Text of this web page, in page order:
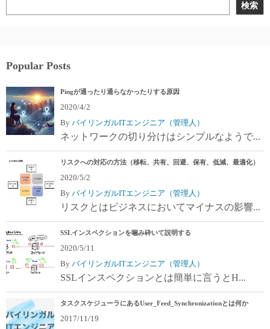
検索
Popular Posts
Pingが通ったり通らなかったりする原因
2020/4/2
By バイリンガルITエンジニア（管理人）
ネットワークの切り分けはシンプルなようで...
リスクへの対応の方法（移転、共有、回避、保有、低減、最適化）
2020/5/2
By バイリンガルITエンジニア（管理人）
リスクとはビジネスにおいてマイナスの影響...
SSLインスペクションを噛み砕いて説明する
2020/5/11
By バイリンガルITエンジニア（管理人）
SSLインスペクションとは簡単に言うとH...
タスクスケジューラにあるUser_Feed_Synchronizationとは何か
2017/11/19